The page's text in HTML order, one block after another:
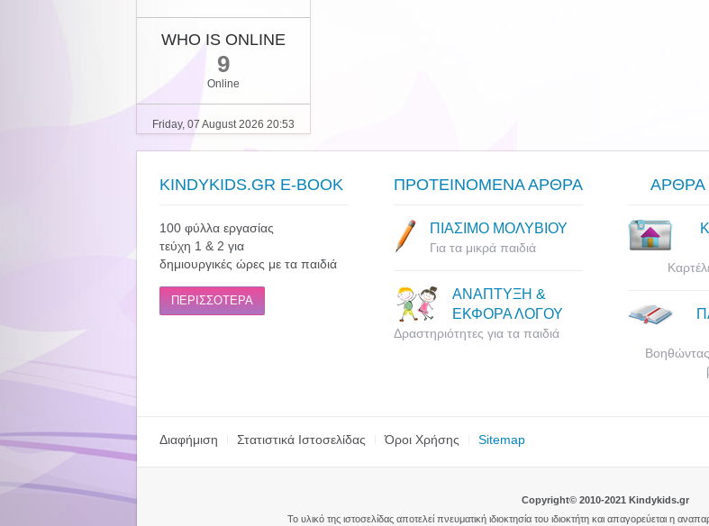
WHO IS ONLINE
9
Online
Friday, 07 August 2026 20:53
KINDYKIDS.GR E-BOOK
100 φύλλα εργασίας
τεύχη 1 & 2 για
δημιουργικές ώρες με τα παιδιά
ΠΕΡΙΣΣΟΤΕΡΑ
ΠΡΟΤΕΙΝΟΜΕΝΑ ΑΡΘΡΑ
ΠΙΑΣΙΜΟ ΜΟΛΥΒΙΟΥ
Για τα μικρά παιδιά
ΑΝΑΠΤΥΞΗ &
ΕΚΦΟΡΑ ΛΟΓΟΥ
Δραστηριότητες για τα παιδιά
ΑΡΘΡΑ
Διαφήμιση Στατιστικά Ιστοσελίδας Όροι Χρήσης Sitemap
Copyright© 2010-2021 Kindykids.gr
Το υλικό της ιστοσελίδας αποτελεί πνευματική ιδιοκτησία του ιδιοκτήτη και απαγορεύεται η